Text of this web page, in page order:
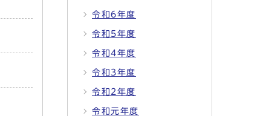
令和6年度
令和5年度
令和4年度
令和3年度
令和2年度
令和元年度